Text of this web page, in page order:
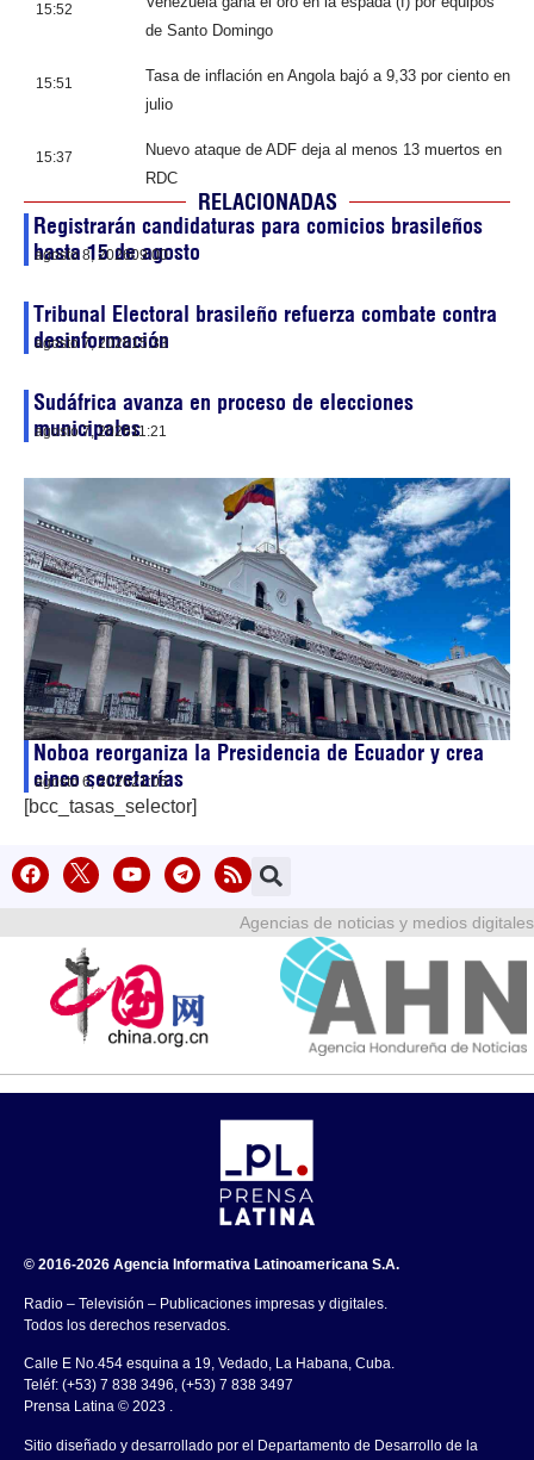
15:52
de Santo Domingo
15:51
Tasa de inflación en Angola bajó a 9,33 por ciento en
julio
15:37
Nuevo ataque de ADF deja al menos 13 muertos en
RDC
RELACIONADAS
Registrarán candidaturas para comicios brasileños
hasta 15 de agosto
agosto 8, 202609:00
Tribunal Electoral brasileño refuerza combate contra
desinformación
agosto 7, 202615:33
Sudáfrica avanza en proceso de elecciones
municipales
agosto 7, 202611:21
Noboa reorganiza la Presidencia de Ecuador y crea
cinco secretarías
agosto 6, 202621:05
[bcc_tasas_selector]
Agencias de noticias y medios digitales
© 2016-2026 Agencia Informativa Latinoamericana S.A.
Radio – Televisión – Publicaciones impresas y digitales.
Todos los derechos reservados.
Calle E No.454 esquina a 19, Vedado, La Habana, Cuba.
Teléf: (+53) 7 838 3496, (+53) 7 838 3497
Prensa Latina © 2023 .
Sitio diseñado y desarrollado por el Departamento de Desarrollo de la